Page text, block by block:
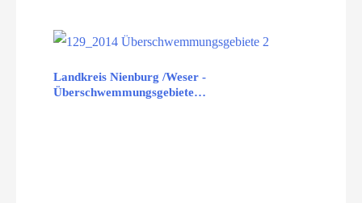
Landkreis Nienburg /Weser -
Überschwemmungsgebiete…